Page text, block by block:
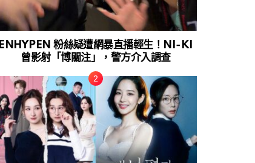
ENHYPEN 粉絲疑遭網暴直播輕生！NI-KI
曾影射「博關注」，警方介入調查